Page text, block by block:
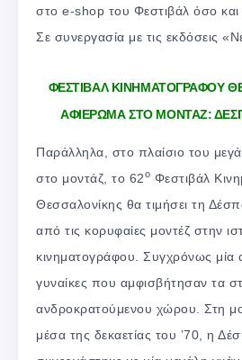
στο e-shop του Φεστιβάλ όσο και
Σε συνεργασία με τις εκδόσεις
ΦΕΣΤΙΒΑΛ ΚΙΝΗΜΑΤΟΓΡΑΦΟΥ
ΑΦΙΕΡΩΜΑ ΣΤΟ ΜΟΝΤΑΖ:
Παράλληλα, στο πλαίσιο του
στο μοντάζ, το 62ο Φεστιβάλ
Θεσσαλονίκης θα τιμήσει τη
από τις κορυφαίες μοντέζ στην
κινηματογράφου. Συγχρόνως μία
γυναίκες που αμφισβήτησαν τα
ανδροκρατούμενου χώρου. Στη
μέσα της δεκαετίας του ’70, η